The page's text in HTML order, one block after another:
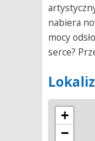
nabiera
mocy
serce?
+
−